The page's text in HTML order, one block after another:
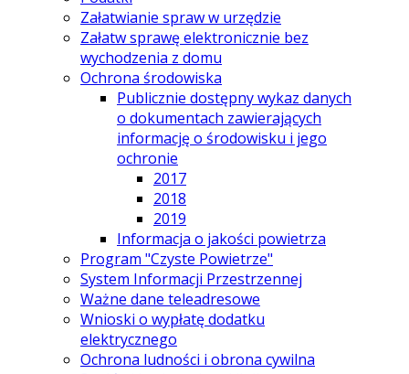
Załatwianie spraw w urzędzie
Załatw sprawę elektronicznie bez
wychodzenia z domu
Ochrona środowiska
Publicznie dostępny wykaz danych
o dokumentach zawierających
informację o środowisku i jego
ochronie
2017
2018
2019
Informacja o jakości powietrza
Program "Czyste Powietrze"
System Informacji Przestrzennej
Ważne dane teleadresowe
Wnioski o wypłatę dodatku
elektrycznego
Ochrona ludności i obrona cywilna